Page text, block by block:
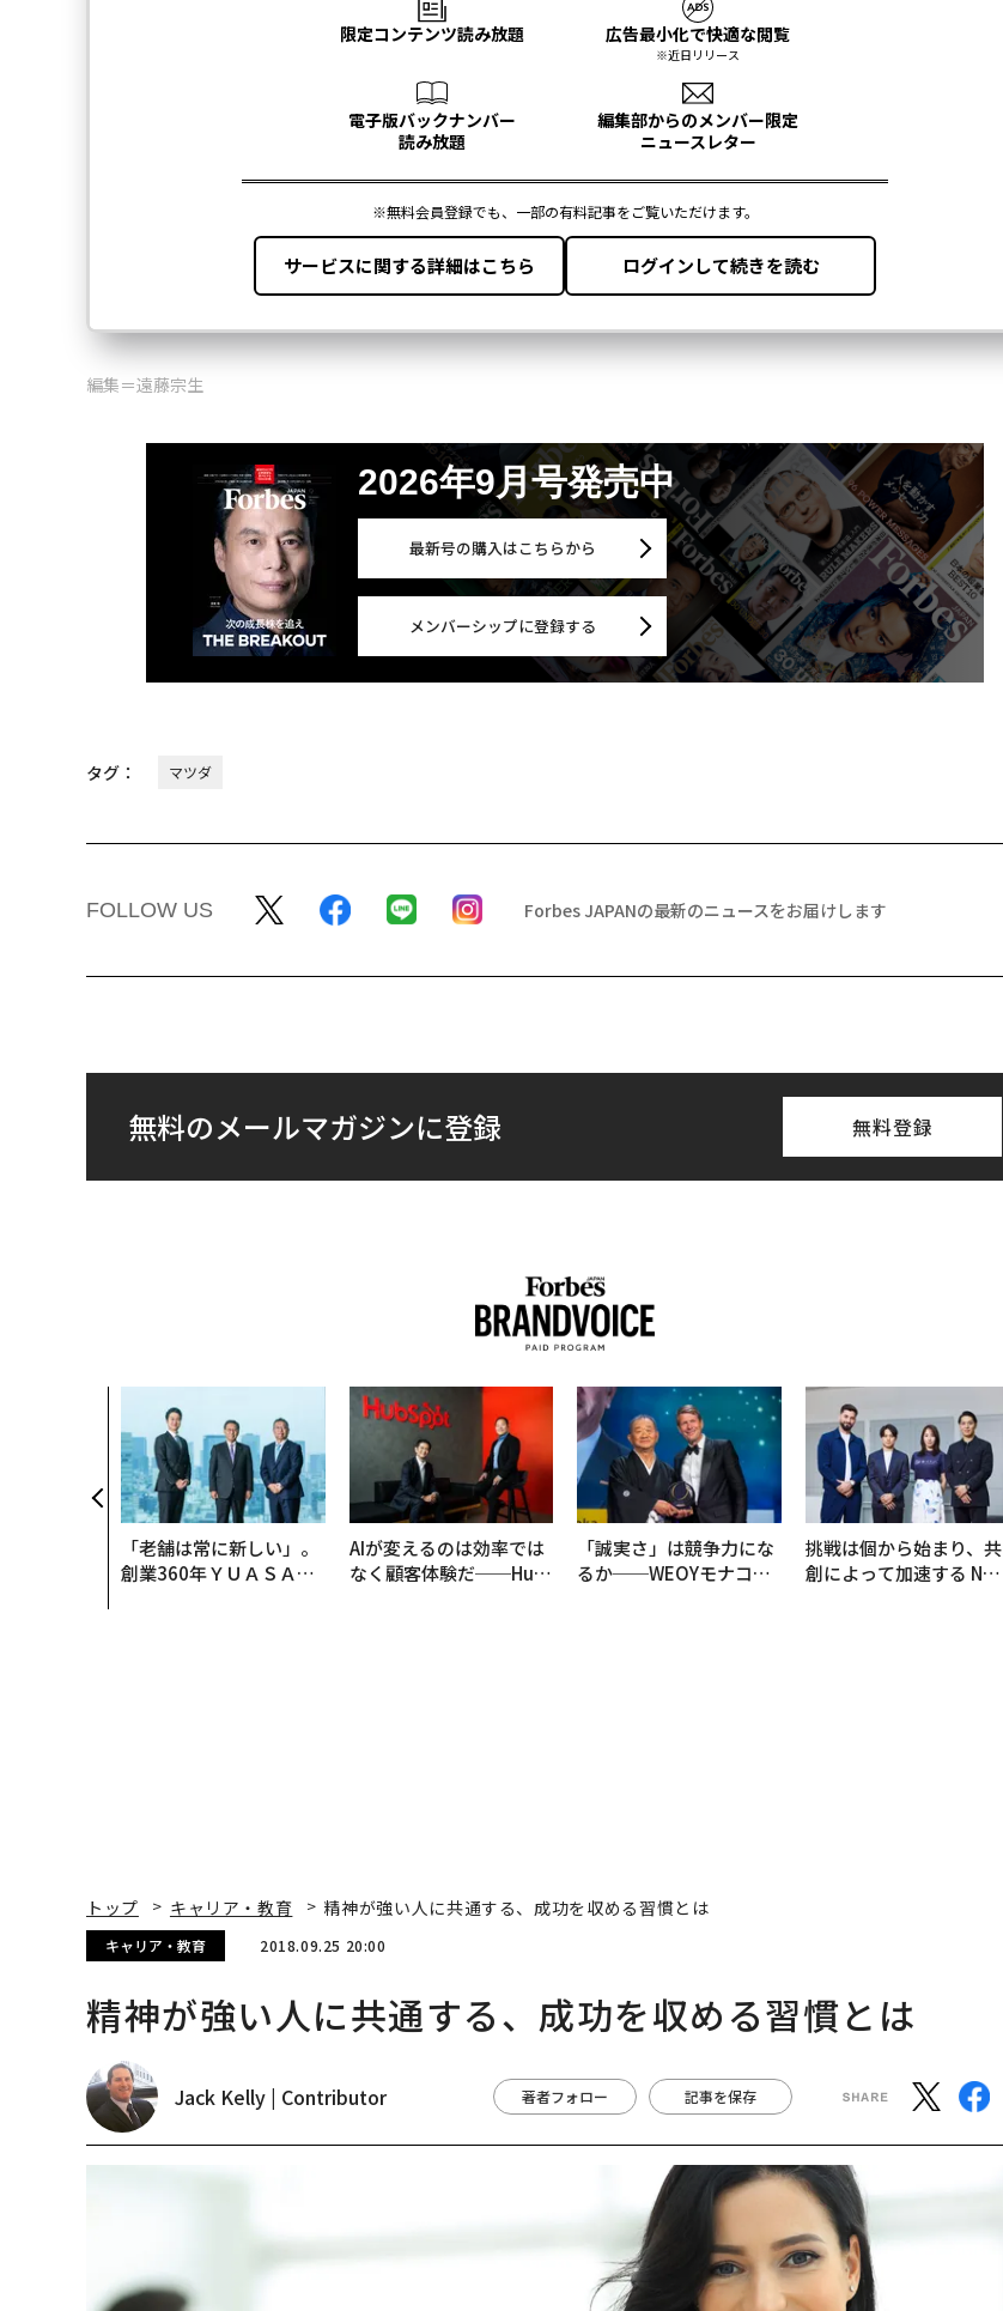
編集＝遠藤宗生
2026年9月号発売中
最新号の購入はこちらから
メンバーシップに登録する
タグ： マツダ
FOLLOW US Forbes JAPANの最新のニュースをお届けします
無料のメールマガジンに登録 無料登録
「老舗は常に新しい」。
創業360年ＹＵＡＳＡと
AIが変えるのは効率では
なく顧客体験だ──Hub
「誠実さ」は競争力にな
るか──WEOYモナコで
挑戦は個から始まり、共
創によって加速する NOR
トップ キャリア・教育 精神が強い人に共通する、成功を収める習慣とは
キャリア・教育 2018.09.25 20:00
精神が強い人に共通する、成功を収める習慣とは
Jack Kelly | Contributor 著者フォロー 記事を保存